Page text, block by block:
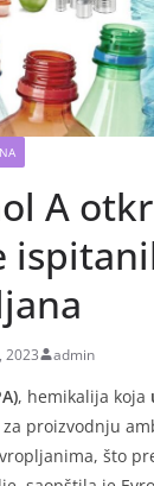
A
2023 admin
, hemikalija koja
proizvodnju
što